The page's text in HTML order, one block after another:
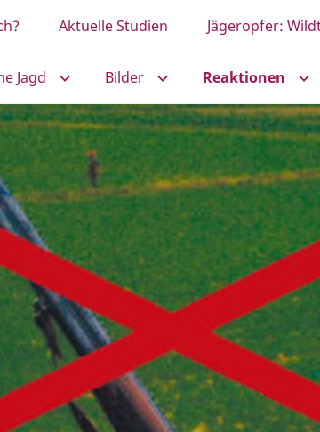
Aktuelle Studien Jägeropfer:
Jagd Bilder Reaktionen